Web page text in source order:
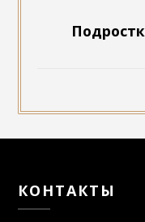
КОНТАКТЫ